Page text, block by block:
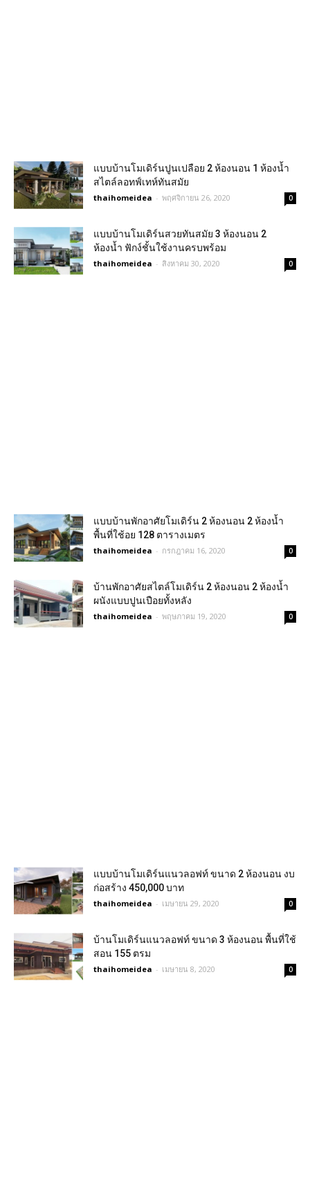
แบบบ้านโมเดิร์นปูนเปลือย 2 ห้องนอน 1 ห้องน้ำ
สไตล์ลอทฟ์เทห์ทันสมัย
thaihomeidea - พฤศจิกายน 26, 2020 0
แบบบ้านโมเดิร์นสวยทันสมัย 3 ห้องนอน 2
ห้องน้ำ ฟักง์ชั้นใช้งานครบพร้อม
thaihomeidea - สิงหาคม 30, 2020 0
แบบบ้านพักอาศัยโมเดิร์น 2 ห้องนอน 2 ห้องน้ำ
พื้นที่ใช้อย 128 ตารางเมตร
thaihomeidea - กรกฎาคม 16, 2020 0
บ้านพักอาศัยสไตล์โมเดิร์น 2 ห้องนอน 2 ห้องน้ำ
ผนังแบบปูนเปือยทั้งหลัง
thaihomeidea - พฤษภาคม 19, 2020 0
แบบบ้านโมเดิร์นแนวลอฟท์ ขนาด 2 ห้องนอน งบ
ก่อสร้าง 450,000 บาท
thaihomeidea - เมษายน 29, 2020 0
บ้านโมเดิร์นแนวลอฟท์ ขนาด 3 ห้องนอน พื้นที่ใช้
สอน 155 ตรม
thaihomeidea - เมษายน 8, 2020 0